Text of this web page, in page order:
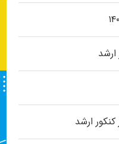
کنکور ارشد